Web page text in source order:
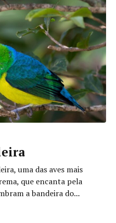
uma das aves mais
que encanta pela
a bandeira do...